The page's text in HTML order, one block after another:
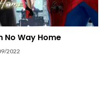
No Way Home
2022